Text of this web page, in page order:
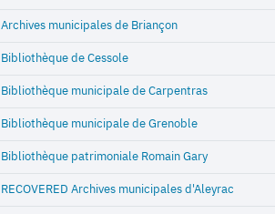
Archives municipales de Briançon
Bibliothèque de Cessole
Bibliothèque municipale de Carpentras
Bibliothèque municipale de Grenoble
Bibliothèque patrimoniale Romain Gary
RECOVERED Archives municipales d'Aleyrac